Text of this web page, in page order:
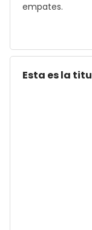
empates.
Esta es la